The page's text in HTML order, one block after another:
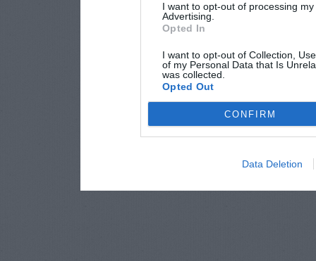
I want to opt-out of processing
Advertising.
Opted In
I want to opt-out of Collection,
of my Personal Data that Is
was collected.
Opted Out
CONFIRM
Data Deletion